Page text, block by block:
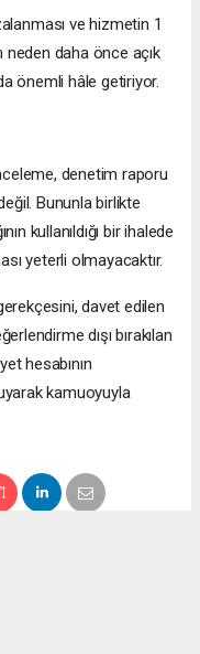
ve hizmetin 1
daha önce açık
önemli hâle getiriyor.
denetim raporu
Bununla birlikte
kullanıldığı bir ihalede
yeterli olmayacaktır.
davet edilen
dışı bırakılan
hesabının
kamuoyuyla